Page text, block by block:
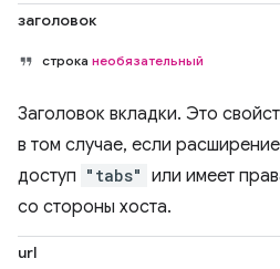
заголовок
строка необязательный
Заголовок вкладки. Это
в том случае, если
доступ "tabs" или имеет
со стороны хоста.
url